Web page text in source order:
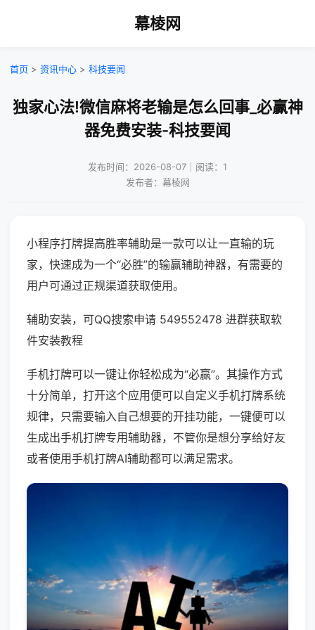
幕棱网
首页 > 资讯中心 > 科技要闻
独家心法!微信麻将老输是怎么回事_必赢神
器免费安装-科技要闻
发布时间：2026-08-07｜阅读：1
发布者：幕棱网
小程序打牌提高胜率辅助是一款可以让一直输的玩
家，快速成为一个“必胜”的输赢辅助神器，有需要的
用户可通过正规渠道获取使用。
辅助安装，可QQ搜索申请 549552478 进群获取软
件安装教程
手机打牌可以一键让你轻松成为“必赢”。其操作方式
十分简单，打开这个应用便可以自定义手机打牌系统
规律，只需要输入自己想要的开挂功能，一键便可以
生成出手机打牌专用辅助器，不管你是想分享给好友
或者使用手机打牌AI辅助都可以满足需求。